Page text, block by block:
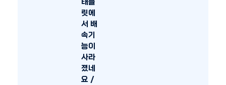
태블
릿에
서 배
속기
능이
사라
졌네
요 /